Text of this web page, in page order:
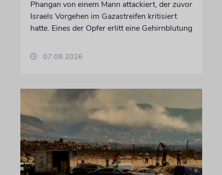
Phangan von einem Mann attackiert, der zuvor
Israels Vorgehen im Gazastreifen kritisiert
hatte. Eines der Opfer erlitt eine Gehirnblutung
07.08.2026